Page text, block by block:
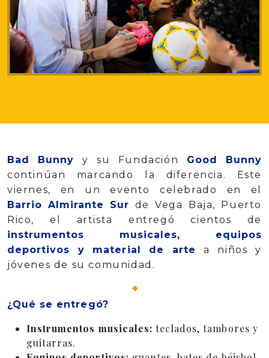
Bad Bunny y su Fundación Good Bunny
continúan marcando la diferencia. Este
viernes, en un evento celebrado en el
Barrio Almirante Sur de Vega Baja, Puerto
Rico, el artista entregó cientos de
instrumentos musicales, equipos
deportivos y material de arte a niños y
jóvenes de su comunidad.
¿Qué se entregó?
Instrumentos musicales: teclados, tambores y
guitarras.